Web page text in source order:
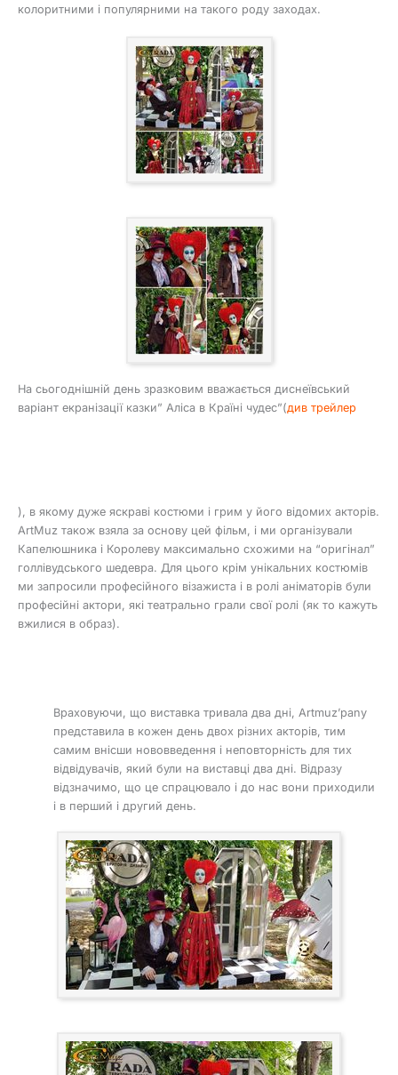
колоритними і популярними на такого роду заходах.
На сьогоднішній день зразковим вважається диснеївський
варіант екранізації казки” Аліса в Країні чудес”(див трейлер
), в якому дуже яскраві костюми і грим у його відомих акторів.
ArtMuz також взяла за основу цей фільм, і ми організували
Капелюшника і Королеву максимально схожими на “оригінал”
голлівудського шедевра. Для цього крім унікальних костюмів
ми запросили професійного візажиста і в ролі аніматорів були
професійні актори, які театрально грали свої ролі (як то кажуть
вжилися в образ).
Враховуючи, що виставка тривала два дні, Artmuz’pany
представила в кожен день двох різних акторів, тим
самим внісши нововведення і неповторність для тих
відвідувачів, який були на виставці два дні. Відразу
відзначимо, що це спрацювало і до нас вони приходили
і в перший і другий день.